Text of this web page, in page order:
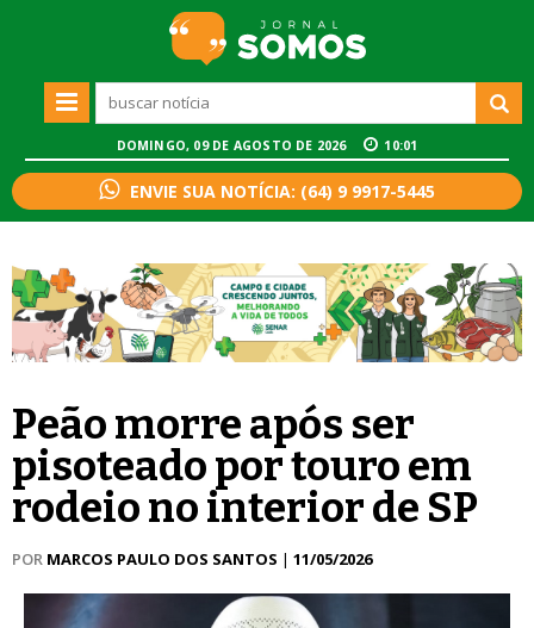
DOMINGO, 09 DE AGOSTO DE 2026 10:01
ENVIE SUA NOTÍCIA: (64) 9 9917-5445
Peão morre após ser
pisoteado por touro em
rodeio no interior de SP
POR MARCOS PAULO DOS SANTOS | 11/05/2026